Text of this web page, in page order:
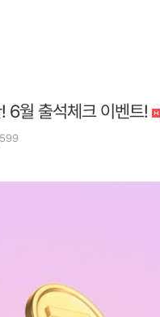
6월 출석체크 이벤트!